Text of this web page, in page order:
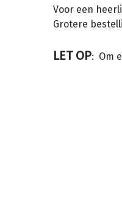
Voor een
Grotere
LET OP: Om